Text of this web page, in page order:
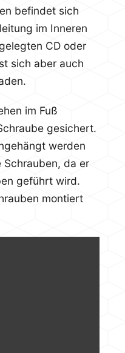
befindet sich
im Inneren
CD oder
sich aber auch
im Fuß
gesichert.
werden
da er
geführt wird.
montiert